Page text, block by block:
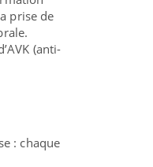
prise de
(anti-
: chaque